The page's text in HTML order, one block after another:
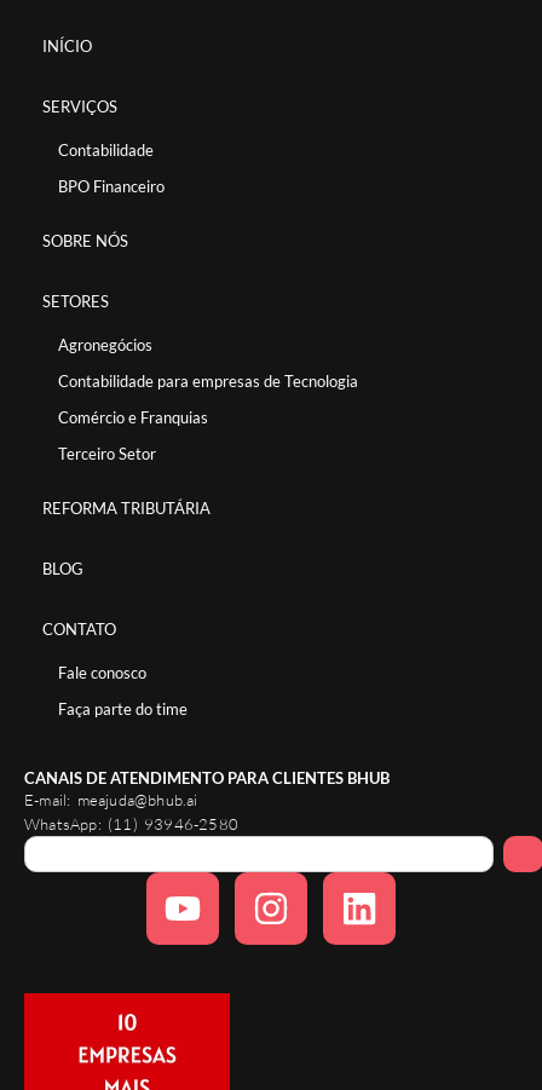
INÍCIO
SERVIÇOS
Contabilidade
BPO Financeiro
SOBRE NÓS
SETORES
Agronegócios
Contabilidade para empresas de Tecnologia
Comércio e Franquias
Terceiro Setor
REFORMA TRIBUTÁRIA
BLOG
CONTATO
Fale conosco
Faça parte do time
CANAIS DE ATENDIMENTO PARA CLIENTES BHUB
E-mail: meajuda@bhub.ai
WhatsApp: (11) 93946-2580